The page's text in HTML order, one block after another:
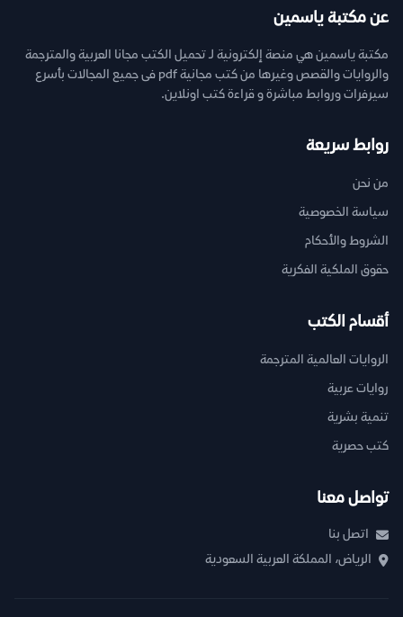
عن مكتبة ياسمين
مكتبة ياسمين هي منصة إلكترونية لـ تحميل الكتب مجانا العربية والمترجمة
والروايات والقصص وغيرها من كتب مجانية pdf فى جميع المجالات بأسرع
سيرفرات وروابط مباشرة و قراءة كتب اونلاين.
روابط سريعة
من نحن
سياسة الخصوصية
الشروط والأحكام
حقوق الملكية الفكرية
أقسام الكتب
الروايات العالمية المترجمة
روايات عربية
تنمية بشرية
كتب حصرية
تواصل معنا
اتصل بنا
الرياض، المملكة العربية السعودية